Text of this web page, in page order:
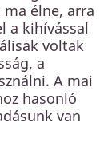
élne, arra
a kihívással
voltak
a
A mai
hasonló
van